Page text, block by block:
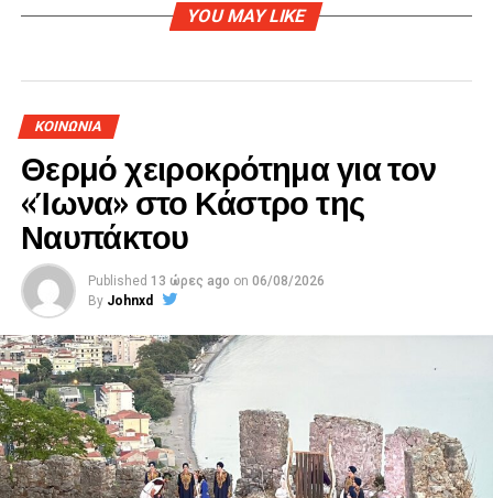
YOU MAY LIKE
ΚΟΙΝΩΝΙΑ
Θερμό χειροκρότημα για τον
«Ίωνα» στο Κάστρο της
Ναυπάκτου
Published 13 ώρες ago on 06/08/2026
By Johnxd